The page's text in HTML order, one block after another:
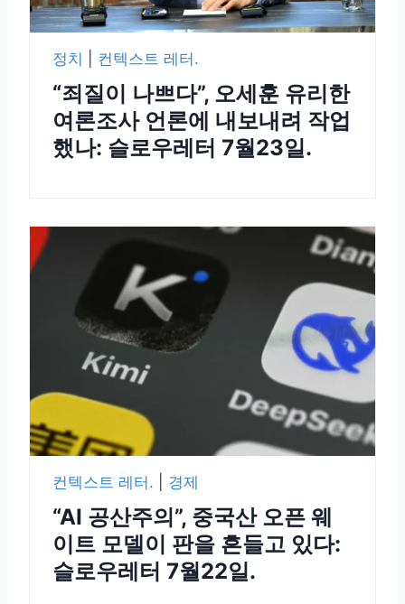
정치 컨텍스트 레터.
“죄질이 나쁘다”, 오세훈 유리한
여론조사 언론에 내보내려 작업
했나: 슬로우레터 7월23일.
컨텍스트 레터. 경제
“AI 공산주의”, 중국산 오픈 웨
이트 모델이 판을 흔들고 있다:
슬로우레터 7월22일.